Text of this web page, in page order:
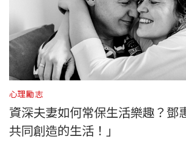
心理勵志
資深夫妻如何常保生活樂趣？鄧
共同創造的生活！」